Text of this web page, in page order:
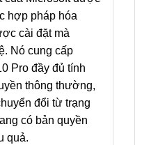
hợp pháp hóa
cài đặt mà
Nó cung cấp
Pro đầy đủ tính
thông thường,
đổi từ trạng
có bản quyền
quả.